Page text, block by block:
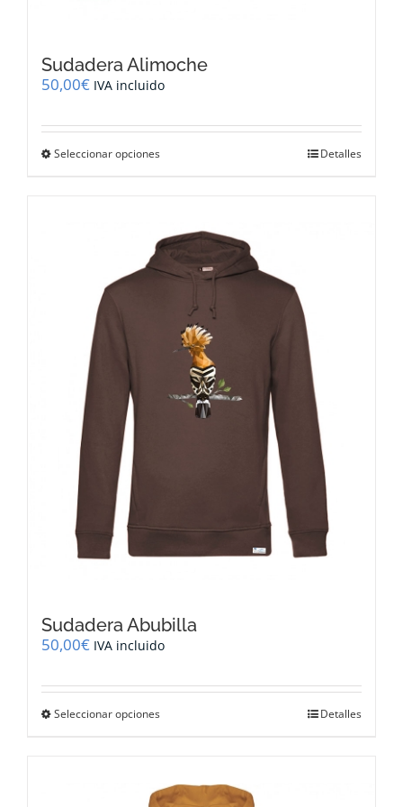
Sudadera Alimoche
50,00€ IVA incluido
Seleccionar opciones
variantes.
Las
opciones
se
elegir
página
producto
Detalles
Sudadera Abubilla
50,00€ IVA incluido
Seleccionar opciones
variantes.
Detalles